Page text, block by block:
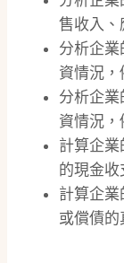
售收入、
分析企
資情況，
分析企
資情況，
計算企
的現金收
計算企
或償債的